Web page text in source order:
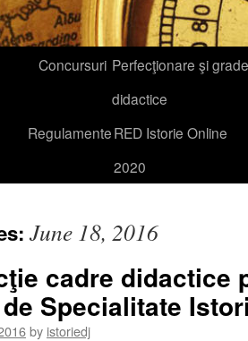
Concursuri Perfecţionare şi grade
didactice
RegulamenteRED Istorie Online
2020
June 18, 2016
cadre didactice
Specialitate
by istoriedj